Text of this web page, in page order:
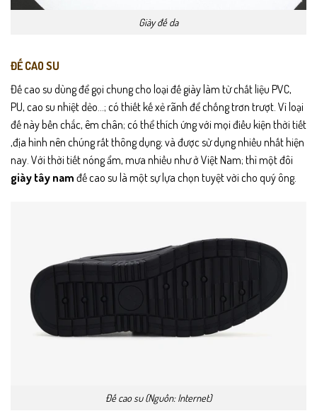
Giày đế da
ĐẾ CAO SU
Đế cao su dùng để gọi chung cho loại đế giày làm từ chất liệu PVC,
PU, cao su nhiệt dẻo…; có thiết kế xẻ rãnh để chống trơn trượt. Vì loại
đế này bền chắc, êm chân; có thể thích ứng với mọi điều kiện thời tiết
,địa hình nên chúng rất thông dụng; và được sử dụng nhiều nhất hiện
nay. Với thời tiết nóng ẩm, mưa nhiều như ở Việt Nam; thì một đôi
giày tây nam đế cao su là một sự lựa chọn tuyệt vời cho quý ông.
Đế cao su (Nguồn: Internet)